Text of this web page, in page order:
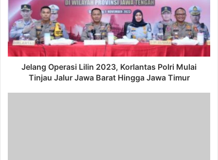
Jelang Operasi Lilin 2023, Korlantas Polri Mulai
Tinjau Jalur Jawa Barat Hingga Jawa Timur